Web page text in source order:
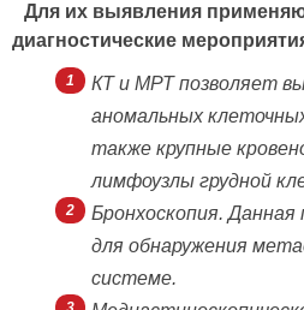
Для их выявления
диагностические
КТ и МРТ позволяет
аномальных
также крупные
лимфоузлы грудной
Бронхоскопия.
для обнаружения
системе.